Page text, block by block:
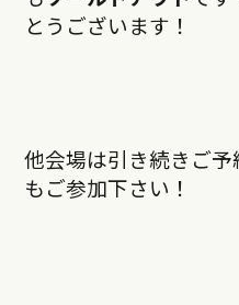
とうございます！
他会場は引き続きご
もご参加下さい！